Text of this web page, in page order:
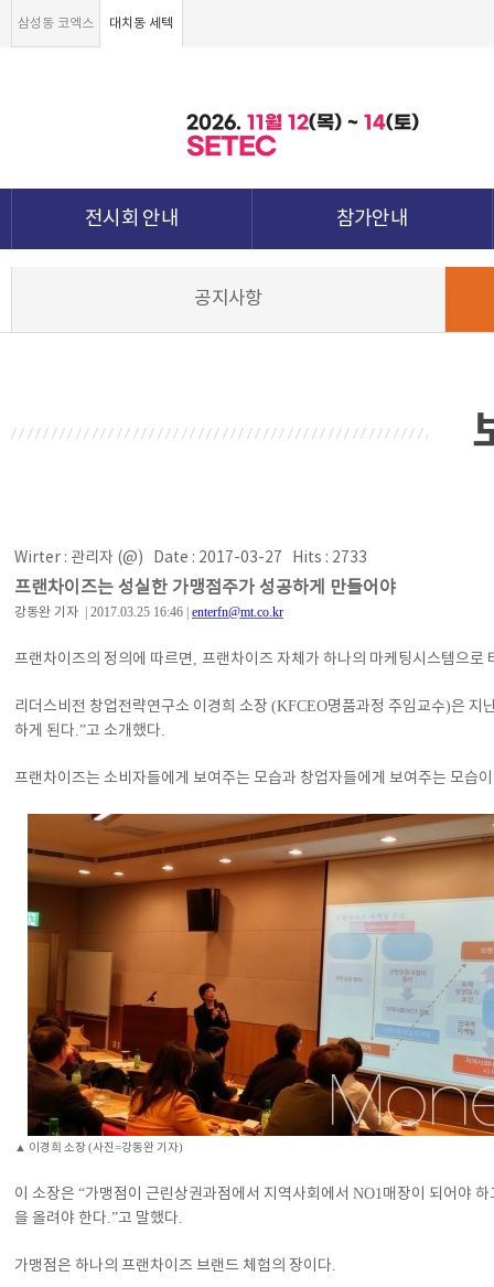
삼성동 코엑스 대치동 세텍
2026. 11월 12(목) ~ 14(토)
SETEC
전시회 안내 참가안내
공지사항
Wirter : 관리자 (@) Date : 2017-03-27 Hits : 2733
프랜차이즈는 성실한 가맹점주가 성공하게 만들어야
강동완 기자 | 2017.03.25 16:46 | enterfn@mt.co.kr
프랜차이즈의 정의에 따르면 , 프랜차이즈 자체가 하나의 마케팅시스템으로
리더스비전 창업전략연구소 이경희 소장 (KFCEO명품과정 주임교수)은 지
하게 된다.”고 소개했다.
프랜차이즈는 소비자들에게 보여주는 모습과 창업자들에게 보여주는 모습
▲ 이경희 소장(사진=강동완 기자)
이 소장은 “가맹점이 근린상권과점에서 지역사회에서 NO1매장이 되어야 하
을 올려야 한다.”고 말했다.
가맹점은 하나의 프랜차이즈 브랜드 체험의 장이다.